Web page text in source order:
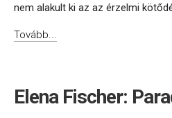
nem alakult ki az az érzelmi
Tovább...
Elena Fischer: